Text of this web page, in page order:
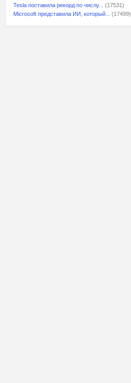
Tesla поставила рекорд по числу...
(17531)
Microsoft представила ИИ, который...
(17499)